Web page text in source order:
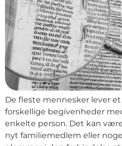
De fleste mennesker lever
forskellige begivenheder
enkelte person. Det kan
nyt familiemedlem eller